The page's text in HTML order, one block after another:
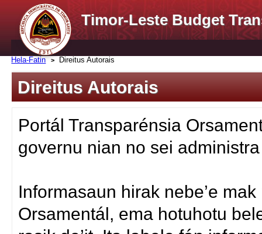
Timor-Leste Budget
Hela-Fatin Direitus Autorais
Direitus Autorais
Portál Transparénsia
governu nian no sei
Informasaun hirak nebe’e
Orsamentál, ema hotuhotu